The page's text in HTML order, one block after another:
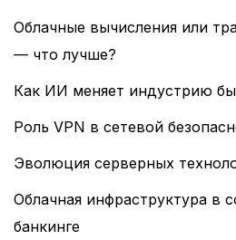
Облачные вычисления или
— что лучше?
Как ИИ меняет индустрию
Роль VPN в сетевой
Эволюция серверных
Облачная инфраструктура в
банкинге